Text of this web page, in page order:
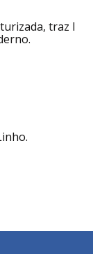
traz l